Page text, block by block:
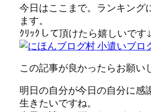
今日はここまで。ランキング
ます。
ｸﾘｯｸして頂けたら嬉しいで
この記事が良かったらお願い
明日の自分が今日の自分に感
生きたいですね。